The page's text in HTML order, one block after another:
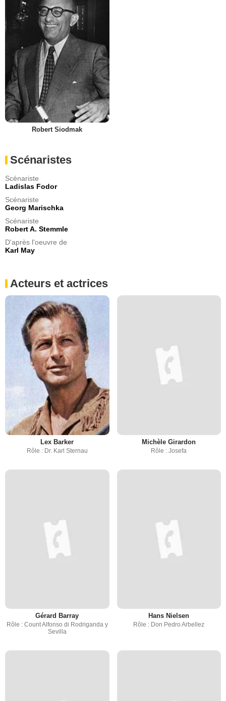
Robert Siodmak
Scénaristes
Scénariste
Ladislas Fodor
Scénariste
Georg Marischka
Scénariste
Robert A. Stemmle
D'après l'oeuvre de
Karl May
Acteurs et actrices
Lex Barker
Rôle : Dr. Karl Sternau
Michèle Girardon
Rôle : Josefa
Gérard Barray
Rôle : Count Alfonso di Rodriganda y
Sevilla
Hans Nielsen
Rôle : Don Pedro Arbellez